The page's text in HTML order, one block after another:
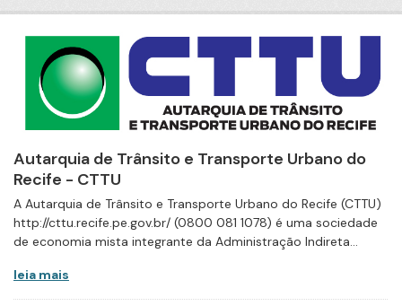
Autarquia de Trânsito e Transporte Urbano do
Recife - CTTU
A Autarquia de Trânsito e Transporte Urbano do Recife (CTTU)
http://cttu.recife.pe.gov.br/ (0800 081 1078) é uma sociedade
de economia mista integrante da Administração Indireta...
leia mais